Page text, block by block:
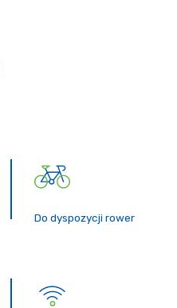
Do dyspozycji rower